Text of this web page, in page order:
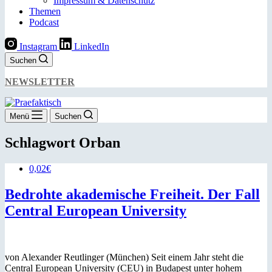
Themen
Podcast
Instagram LinkedIn
Suchen
NEWSLETTER
Menü Suchen
Schlagwort Orban
0,02€
Bedrohte akademische Freiheit. Der Fall
Central European University
von Alexander Reutlinger (München) Seit einem Jahr steht die
Central European University (CEU) in Budapest unter hohem